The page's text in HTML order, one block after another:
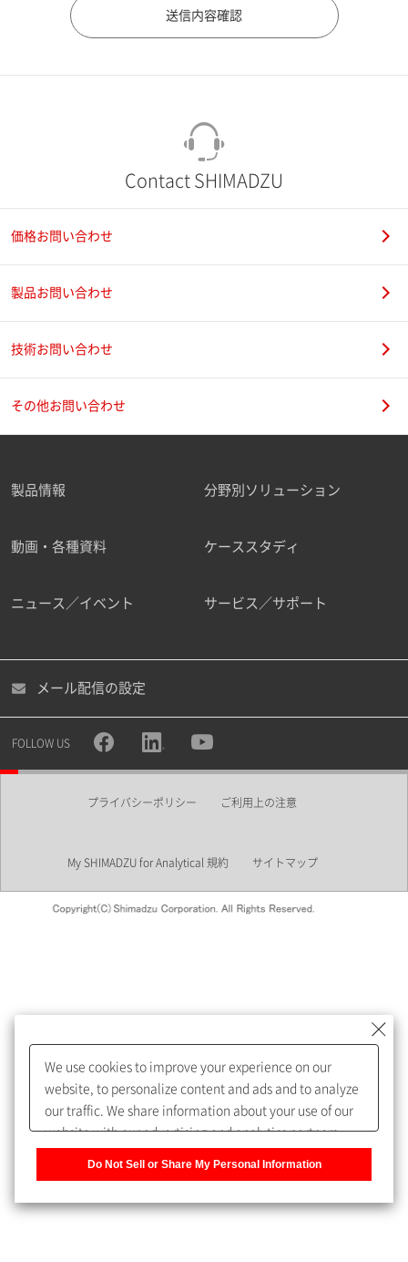
ご勤務先
職種
所属部署
めします。
My SHIMADZU for Analyticalへ登録いただくと、技術情報や
取扱説明書・Webinarなどの閲覧ができます。
うになります。
Contact SHIMADZU
価格お問い合わせ
製品お問い合わせ
技術お問い合わせ
その他お問い合わせ
製品情報 分野別ソリューション
動画・各種資料 ケーススタディ
ニュース／イベント サービス／サポート
メール配信の設定
FOLLOW US
プライバシーポリシー ご利用上の注意
My SHIMADZU for Analytical 規約 サイトマップ
We use cookies to improve your experience on our
website, to personalize content and ads and to analyze
our traffic. We share information about your use of our
website with our advertising and analytics partners,
Do Not Sell or Share My Personal Information